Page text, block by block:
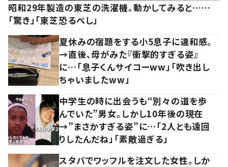
昭和29年製造の東芝の洗濯機。動かしてみると……
「驚き」「東芝恐るべし」
夏休みの宿題をする小5息子に違和感。
→直後、母がみた『衝撃的すぎる姿』
に…「息子くんサイコーww」「吹き出し
ちゃいましたww」
中学生の時に出会うも“別々の道を歩
んでいた”男女。しかし10年後の現在
→”まさかすぎる姿”に…「2人とも遠回
りしたんだね」「素敵過ぎる」
スタバでワッフルを注文した女性。しか